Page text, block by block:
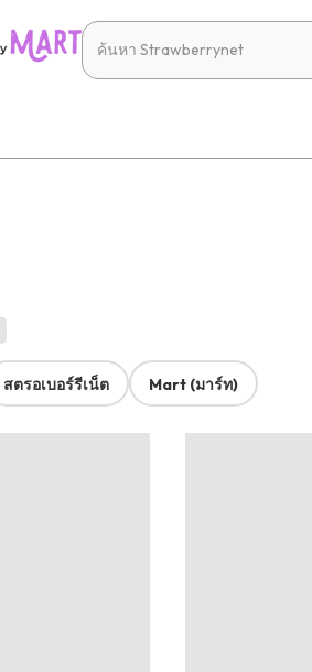
สตรอเบอร์รีเน็ต Mart (มาร์ท)